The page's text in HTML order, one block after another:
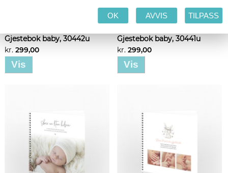
Gjestebok baby, 30442u
kr. 299,00
Vis
Gjestebok baby, 30441u
kr. 299,00
Vis
OK AVVIS TILPASS